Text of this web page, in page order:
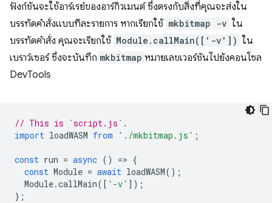
ฟังก์ชันจะใช้อาร์เรย์ของอาร์กิวเมนต์ ซึ่งตรงกับสิ่งที่คุณจะส่งใน
บรรทัดคำสั่งแบบทีละรายการ หากเรียกใช้ mkbitmap -v ใน
บรรทัดคำสั่ง คุณจะเรียกใช้ Module.callMain(['-v']) ใน
เบราว์เซอร์ ซึ่งจะบันทึก mkbitmap หมายเลขเวอร์ชันไปยังคอนโซล
DevTools
// This is `script.js`.
import loadWASM from './mkbitmap.js' ;
const run = async () => {
const Module = await loadWASM();
Module.callMain([ '-v' ]);
};